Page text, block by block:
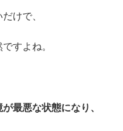
けで、
すよね。
最悪な状態になり、